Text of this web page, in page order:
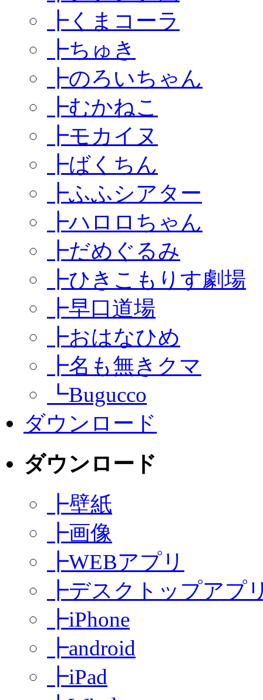
┣ くまコーラ
┣ちゅき
┣のろいちゃん
┣むかねこ
┣モカイヌ
┣ばくちん
┣ふふシアター
┣ハロロちゃん
┣だめぐるみ
┣ひきこもりす劇場
┣早口道場
┣おはなひめ
┣名も無きクマ
┗Bugucco
ダウンロード
ダウンロード
┣壁紙
┣画像
┣WEBアプリ
┣デスクトップアプ
┣iPhone
┣android
┣iPad